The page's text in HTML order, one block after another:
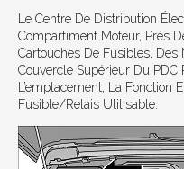
Le Centre De Distribution
Compartiment Moteur, Près
Cartouches De Fusibles,
Couvercle Supérieur Du
L’emplacement, La Fonction
Fusible/relais Utilisable.